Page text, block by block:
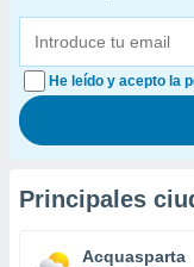
He leído y acepto la
Principales
Acquasparta